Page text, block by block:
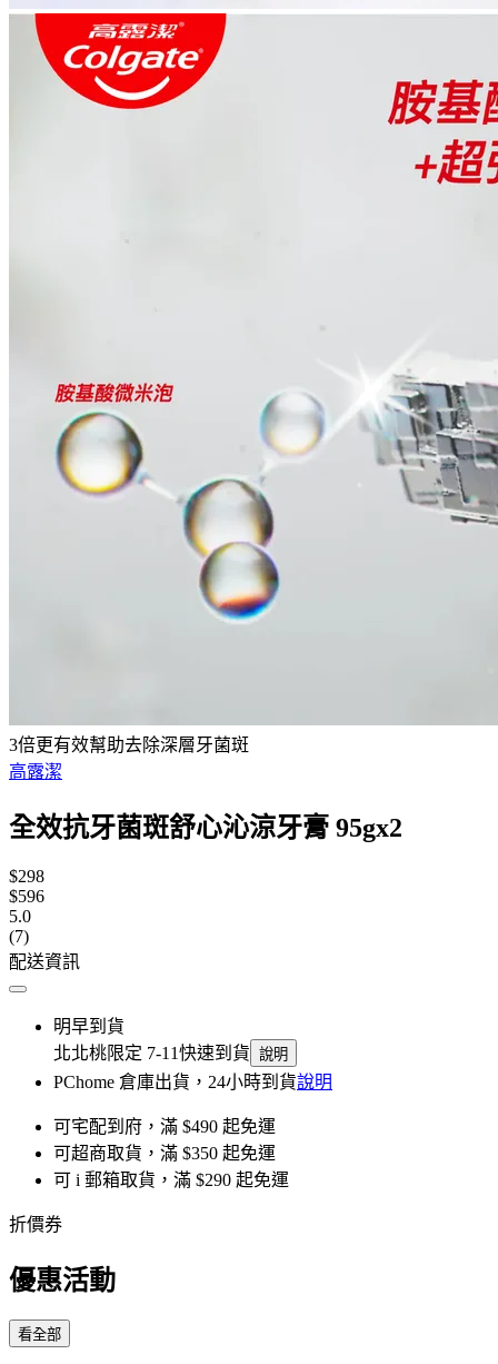
3倍更有效幫助去除深層牙菌斑
高露潔
全效抗牙菌斑舒心沁涼牙膏 95gx2
$298
$596
5.0
(7)
配送資訊
明早到貨
北北桃限定 7-11快速到貨 說明
PChome 倉庫出貨，24小時到貨說明
可宅配到府，滿 $490 起免運
可超商取貨，滿 $350 起免運
可 i 郵箱取貨，滿 $290 起免運
折價券
優惠活動
看全部